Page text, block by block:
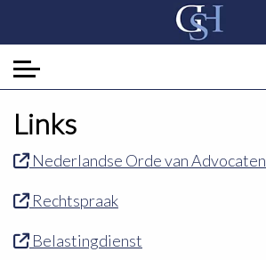
Home
Over ons
Expertise
Actualiteiten
Links
Nederlandse Orde van Advocaten
Rechtspraak
Belastingdienst